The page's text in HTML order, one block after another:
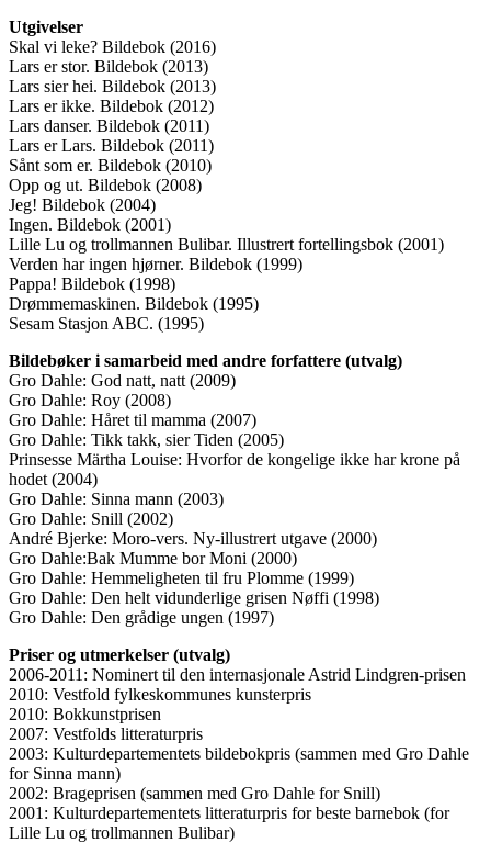
Utgivelser
Skal vi leke? Bildebok (2016)
Lars er stor. Bildebok (2013)
Lars sier hei. Bildebok (2013)
Lars er ikke. Bildebok (2012)
Lars danser. Bildebok (2011)
Lars er Lars. Bildebok (2011)
Sånt som er. Bildebok (2010)
Opp og ut. Bildebok (2008)
Jeg! Bildebok (2004)
Ingen. Bildebok (2001)
Lille Lu og trollmannen Bulibar. Illustrert fortellingsbok (2001)
Verden har ingen hjørner. Bildebok (1999)
Pappa! Bildebok (1998)
Drømmemaskinen. Bildebok (1995)
Sesam Stasjon ABC. (1995)
Bildebøker i samarbeid med andre forfattere (utvalg)
Gro Dahle: God natt, natt (2009)
Gro Dahle: Roy (2008)
Gro Dahle: Håret til mamma (2007)
Gro Dahle: Tikk takk, sier Tiden (2005)
Prinsesse Märtha Louise: Hvorfor de kongelige ikke har krone på
hodet (2004)
Gro Dahle: Sinna mann (2003)
Gro Dahle: Snill (2002)
André Bjerke: Moro-vers. Ny-illustrert utgave (2000)
Gro Dahle:Bak Mumme bor Moni (2000)
Gro Dahle: Hemmeligheten til fru Plomme (1999)
Gro Dahle: Den helt vidunderlige grisen Nøffi (1998)
Gro Dahle: Den grådige ungen (1997)
Priser og utmerkelser (utvalg)
2006-2011: Nominert til den internasjonale Astrid Lindgren-prisen
2010: Vestfold fylkeskommunes kunsterpris
2010: Bokkunstprisen
2007: Vestfolds litteraturpris
2003: Kulturdepartementets bildebokpris (sammen med Gro Dahle
for Sinna mann)
2002: Brageprisen (sammen med Gro Dahle for Snill)
2001: Kulturdepartementets litteraturpris for beste barnebok (for
Lille Lu og trollmannen Bulibar)